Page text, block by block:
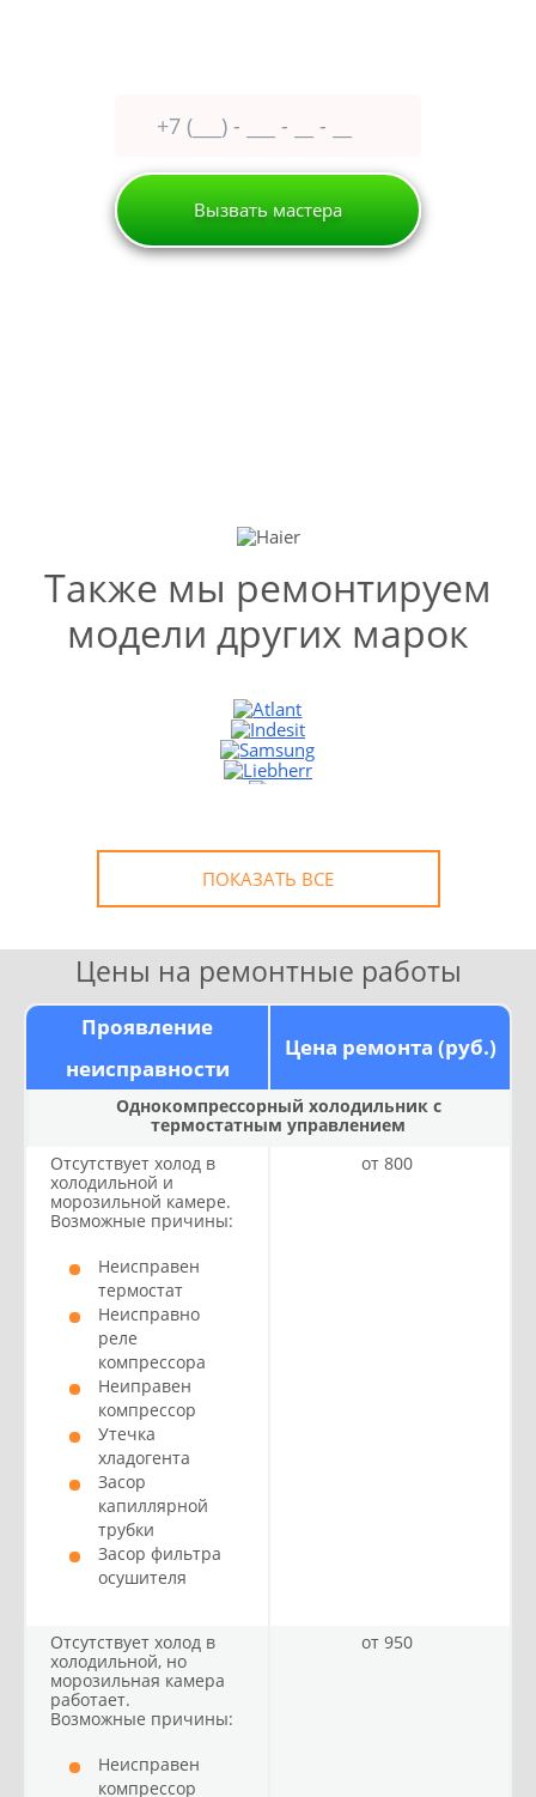
Вызвать мастера
УЗНАТЬ СТОИМОСТЬ
Выезд и диагностика
БЕСПЛАТНО *
* в случае ремонта
Также мы ремонтируем
модели других марок
ПОКАЗАТЬ ВСЕ
Цены на ремонтные работы
Проявление
неисправности
Цена ремонта (руб.)
Однокомпрессорный холодильник с
термостатным управлением
Отсутствует холод в
холодильной и
морозильной камере.
Возможные причины:
Неисправен
термостат
Неисправно
реле
компрессора
Неиправен
компрессор
Утечка
хладогента
Засор
капиллярной
трубки
Засор фильтра
осушителя
от 800
Отсутствует холод в
холодильной, но
морозильная камера
работает.
Возможные причины:
Неисправен
компрессор
от 950